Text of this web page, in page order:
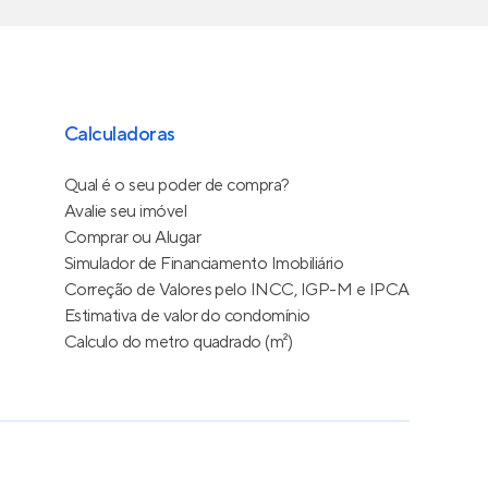
Calculadoras
Qual é o seu poder de compra?
Avalie seu imóvel
Comprar ou Alugar
Simulador de Financiamento Imobiliário
Correção de Valores pelo INCC, IGP-M e IPCA
Estimativa de valor do condomínio
Calculo do metro quadrado (m²)